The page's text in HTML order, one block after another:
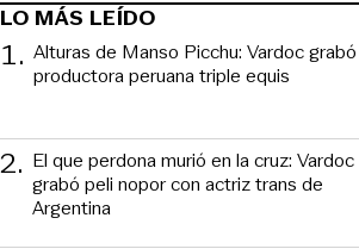
LO MÁS LEÍDO
1. Alturas de Manso Picchu: Vardoc
productora peruana triple equis
2. El que perdona murió en la cruz: Vardoc
grabó peli nopor con actriz trans de
Argentina